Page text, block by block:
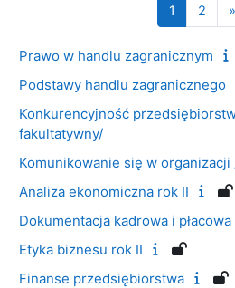
1 Strona 1
2 »
Prawo w handlu zagranicznym
Podstawy handlu zagranicznego
Konkurencyjność
fakultatywny/
Komunikowanie się w
Analiza ekonomiczna rok II
Dokumentacja kadrowa i płacowa
Etyka biznesu rok II
Finanse przedsiębiorstwa